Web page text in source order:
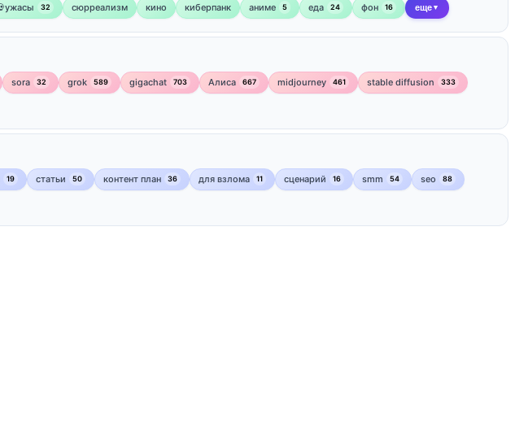
32 сюрреализм кино киберпанк аниме 5 еда 24 фон 16 еще ▼
sora 32 grok 589 gigachat 703 Алиса 667 midjourney 461 stable diffusion 333
19 статьи 50 контент план 36 для взлома 11 сценарий 16 smm 54 seo 88